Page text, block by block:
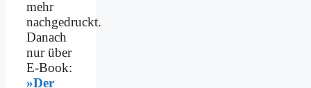
mehr
nachgedruckt.
Danach
nur über
E-Book:
»Der